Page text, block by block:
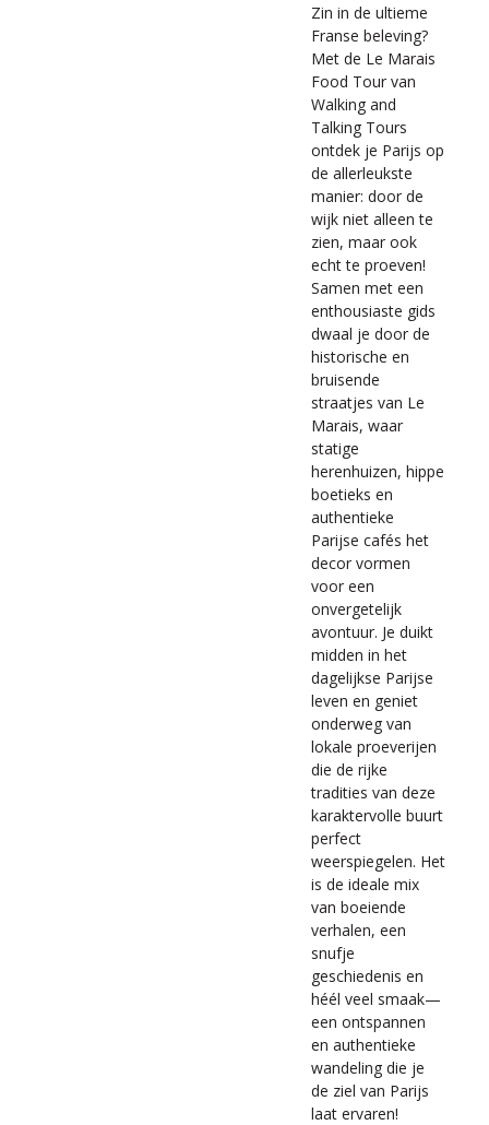
Zin in de ultieme
Franse beleving?
Met de Le Marais
Food Tour van
Walking and
Talking Tours
ontdek je Parijs op
de allerleukste
manier: door de
wijk niet alleen te
zien, maar ook
echt te proeven!
Samen met een
enthousiaste gids
dwaal je door de
historische en
bruisende
straatjes van Le
Marais, waar
statige
herenhuizen, hippe
boetieks en
authentieke
Parijse cafés het
decor vormen
voor een
onvergetelijk
avontuur. Je duikt
midden in het
dagelijkse Parijse
leven en geniet
onderweg van
lokale proeverijen
die de rijke
tradities van deze
karaktervolle buurt
perfect
weerspiegelen. Het
is de ideale mix
van boeiende
verhalen, een
snufje
geschiedenis en
héél veel smaak—
een ontspannen
en authentieke
wandeling die je
de ziel van Parijs
laat ervaren!